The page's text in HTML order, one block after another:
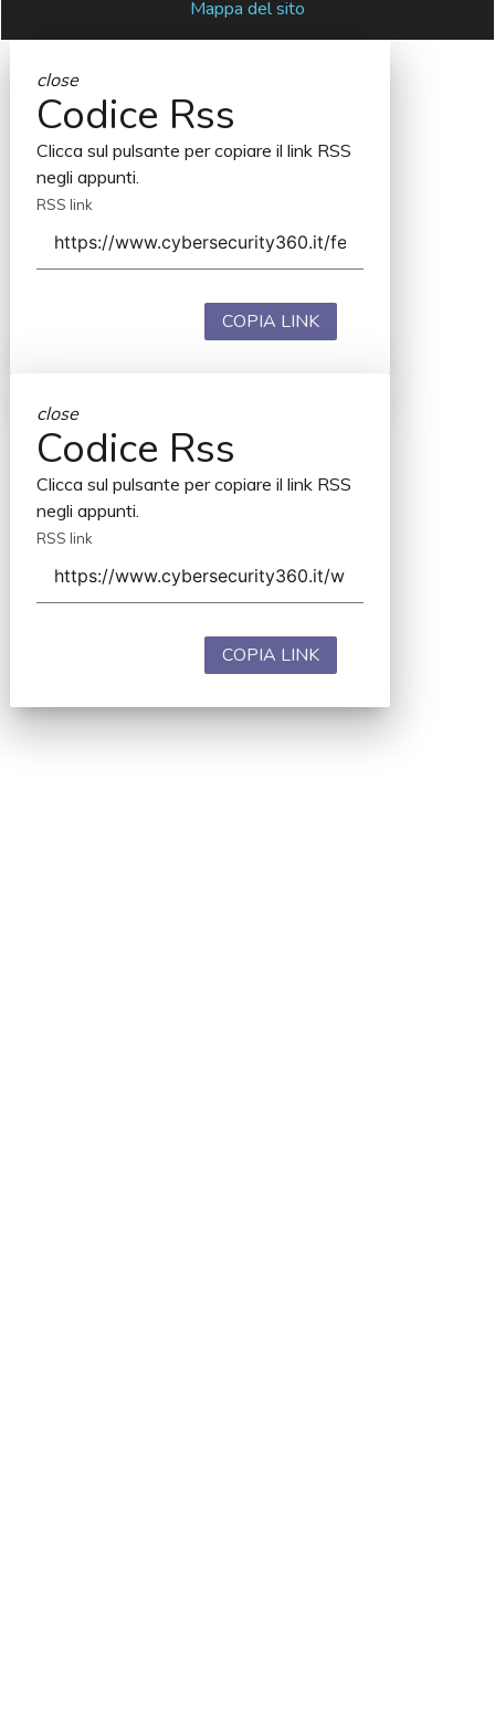
Mappa del sito
close
Codice Rss
Clicca sul pulsante per copiare il link RSS
negli appunti.
RSS link
COPIA LINK
close
Codice Rss
Clicca sul pulsante per copiare il link RSS
negli appunti.
RSS link
COPIA LINK